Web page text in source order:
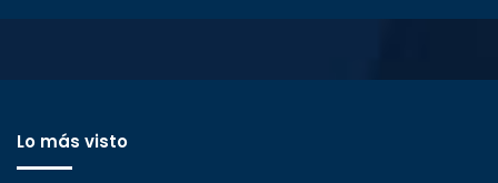
Lo más visto